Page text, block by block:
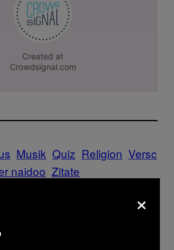
Musik Quiz Religion Versc
naidoo Zitate
In Top Stories
×